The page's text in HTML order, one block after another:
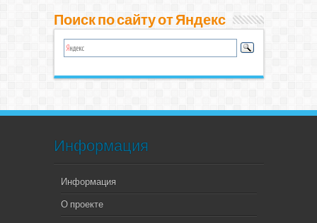
Поиск по сайту от Яндекс
Информация
Информация
О проекте